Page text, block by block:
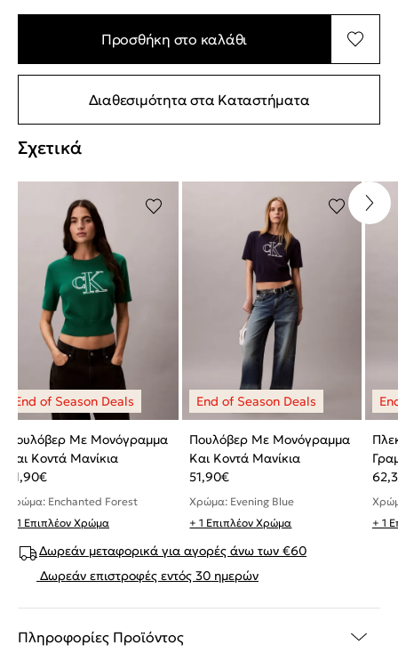
Προσθήκη στο καλάθι
Διαθεσιμότητα στα Καταστήματα
Σχετικά
Πουλόβερ Με Μονόγραμμα
Και Κοντά Μανίκια
51,90€
Χρώμα: Enchanted Forest
+ 1 Επιπλέον Χρώμα
Πουλόβερ Με Μονόγραμμα
Και Κοντά Μανίκια
51,90€
Χρώμα: Evening Blue
+ 1 Επιπλέον Χρώμα
+ 1
Δωρεάν μεταφορικά για αγορές άνω των €60
Δωρεάν επιστροφές εντός 30 ημερών
Πληροφορίες Προϊόντος